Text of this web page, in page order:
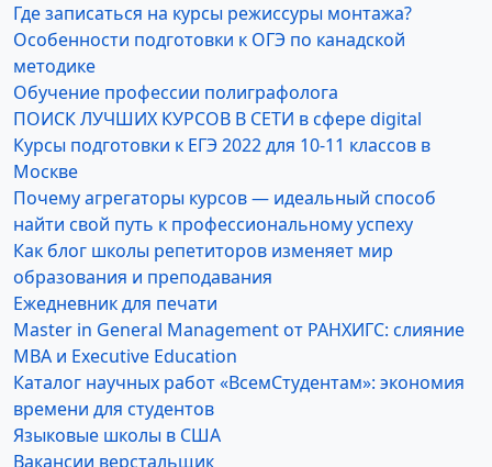
Где записаться на курсы режиссуры монтажа?
Особенности подготовки к ОГЭ по канадской
методике
Обучение профессии полиграфолога
ПОИСК ЛУЧШИХ КУРСОВ В СЕТИ в сфере digital
Курсы подготовки к ЕГЭ 2022 для 10-11 классов в
Москве
Почему агрегаторы курсов — идеальный способ
найти свой путь к профессиональному успеху
Как блог школы репетиторов изменяет мир
образования и преподавания
Ежедневник для печати
Master in General Management от РАНХИГС: слияние
MBA и Executive Education
Каталог научных работ «ВсемСтудентам»: экономия
времени для студентов
Языковые школы в США
Вакансии верстальщик